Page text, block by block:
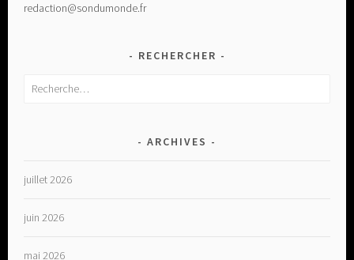
redaction@sondumonde.fr
RECHERCHER
Rechercher :
ARCHIVES
juillet 2026
juin 2026
mai 2026